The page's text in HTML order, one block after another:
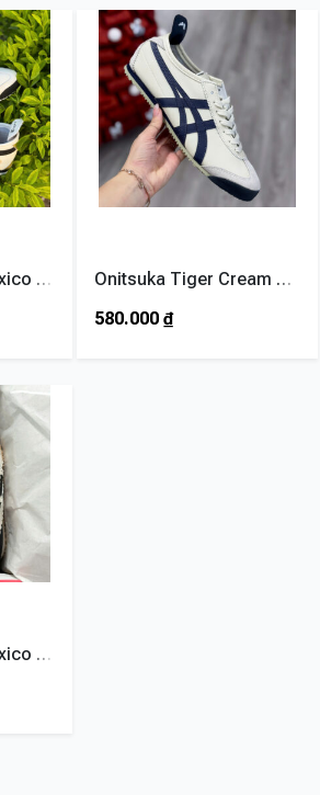
Onitsuka Tiger Mexico 66 Cream Black
Onitsuka Tiger Cream Navy
580.000 ₫
Onitsuka Tiger Mexico 66 TGRS – Black